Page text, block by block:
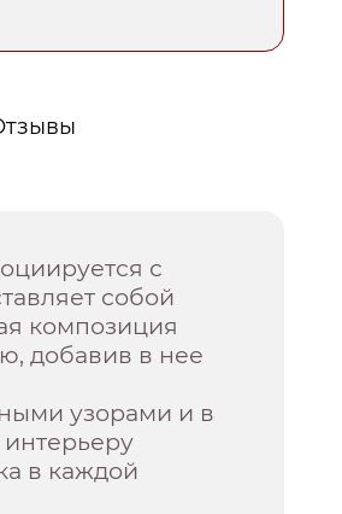
с
собой
композиция
добавив в нее
узорами и в
в каждой